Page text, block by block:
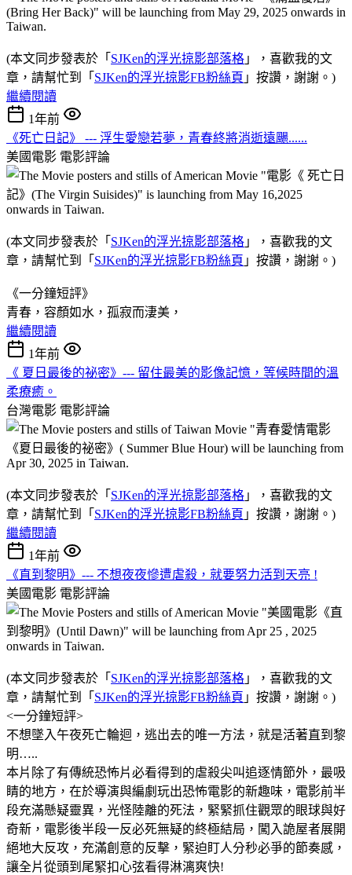
(本文同步發表於「 SJKen的浮光掠影部落格 」，喜歡我的文
章，請幫忙到「 SJKen的浮光掠影FB粉絲頁 」按讚，謝謝。)
繼續閱讀
1年前
《死亡日記》 --- 浮生愛戀若夢，青春終將消逝遠颺......
美國電影 電影評論
(本文同步發表於「 SJKen的浮光掠影部落格 」，喜歡我的文
章，請幫忙到「 SJKen的浮光掠影FB粉絲頁 」按讚，謝謝。)
《一分鐘短評》
青春，容顏如水，孤寂而淒美，
繼續閱讀
1年前
《 夏日最後的祕密》--- 留住最美的影像記憶，等候時間的溫
柔療癒。
台灣電影 電影評論
(本文同步發表於「 SJKen的浮光掠影部落格 」，喜歡我的文
章，請幫忙到「 SJKen的浮光掠影FB粉絲頁 」按讚，謝謝。)
繼續閱讀
1年前
《直到黎明》--- 不想夜夜慘遭虐殺，就要努力活到天亮 !
美國電影 電影評論
(本文同步發表於「 SJKen的浮光掠影部落格 」，喜歡我的文
章，請幫忙到「 SJKen的浮光掠影FB粉絲頁 」按讚，謝謝。)
<一分鐘短評>
不想墜入午夜死亡輪迴，逃出去的唯一方法，就是活著直到黎
明…..
本片除了有傳統恐怖片必看得到的虐殺尖叫追逐情節外，最吸
睛的地方，在於導演與編劇玩出恐怖電影的新趣味，電影前半
段充滿懸疑靈異，光怪陸離的死法，緊緊抓住觀眾的眼球與好
奇新，電影後半段一反必死無疑的終極結局，闖入詭屋者展開
絕地大反攻，充滿創意的反擊，緊迫盯人分秒必爭的節奏感，
讓全片從頭到尾緊扣心弦看得淋漓爽快!